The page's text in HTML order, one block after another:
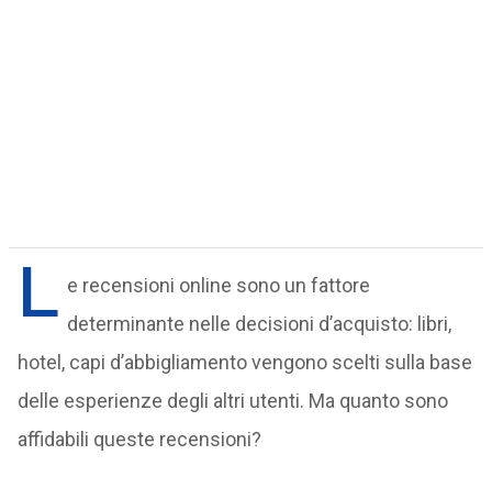
L e recensioni online sono un fattore
determinante nelle decisioni d’acquisto: libri,
hotel, capi d’abbigliamento vengono scelti sulla base
delle esperienze degli altri utenti. Ma quanto sono
affidabili queste recensioni?